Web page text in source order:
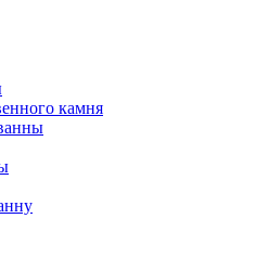
камня